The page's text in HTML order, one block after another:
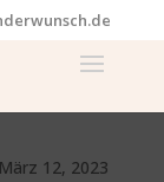
März 12, 2023